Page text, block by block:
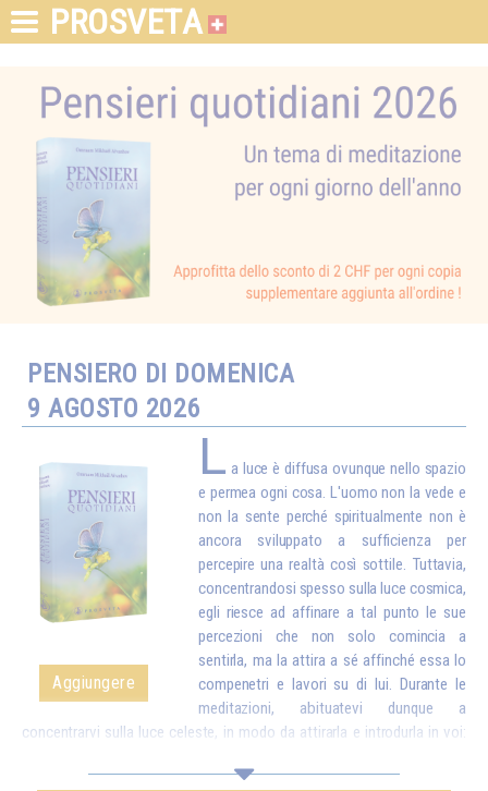
PROSVETA
PENSIERO DI DOMENICA
9 AGOSTO 2026
Aggiungere
L a luce è diffusa ovunque nello spazio
e permea ogni cosa. L'uomo non la vede e
non la sente perché spiritualmente non è
ancora sviluppato a sufficienza per
percepire una realtà così sottile. Tuttavia,
concentrandosi spesso sulla luce cosmica,
egli riesce ad affinare a tal punto le sue
percezioni che non solo comincia a
sentirla, ma la attira a sé affinché essa lo
compenetri e lavori su di lui. Durante le
meditazioni, abituatevi dunque a
concentrarvi sulla luce celeste, in modo da attirarla e introdurla in voi:
vostro corpo con particelle nuove, più pure. E una volta che avrete